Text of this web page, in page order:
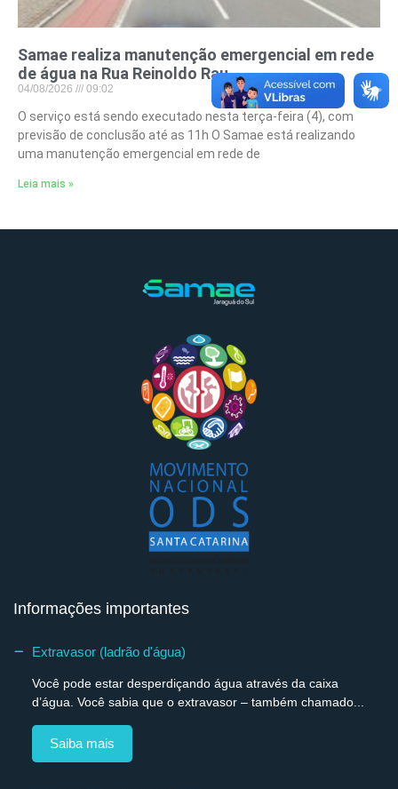
Samae realiza manutenção emergencial em rede
de água na Rua Reinoldo Rau
04/08/2026 09:02
O serviço está sendo executado nesta terça-feira (4), com
previsão de conclusão até as 11h O Samae está realizando
uma manutenção emergencial em rede de
Leia mais »
Informações importantes
Extravasor (ladrão d'água)
Você pode estar desperdiçando água através da caixa
d’água. Você sabia que o extravasor – também chamado...
Saiba mais